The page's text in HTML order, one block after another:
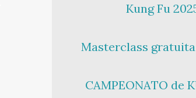
Kung Fu
Masterclass
CAMPEONATO de